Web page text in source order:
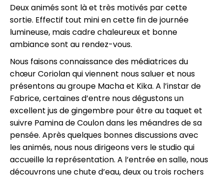
Deux animés sont là et très motivés par cette
sortie. Effectif tout mini en cette fin de journée
lumineuse, mais cadre chaleureux et bonne
ambiance sont au rendez-vous.
Nous faisons connaissance des médiatrices du
chœur Coriolan qui viennent nous saluer et nous
présentons au groupe Macha et Kika. A l’instar de
Fabrice, certaines d’entre nous dégustons un
excellent jus de gingembre pour être au taquet et
suivre Pamina de Coulon dans les méandres de sa
pensée. Après quelques bonnes discussions avec
les animés, nous nous dirigeons vers le studio qui
accueille la représentation. A l’entrée en salle, nous
découvrons une chute d’eau, deux ou trois rochers